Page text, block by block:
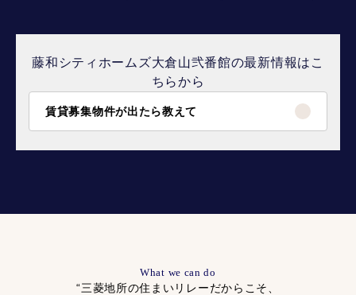
藤和シティホームズ大倉山弐番館の最新情報はこ
ちらから
賃貸募集物件が出たら教えて
What we can do
“三菱地所の住まいリレーだからこそ、